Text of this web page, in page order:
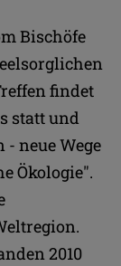
Bischöfe
findet
statt und
neue Wege
Ökologie".
2010